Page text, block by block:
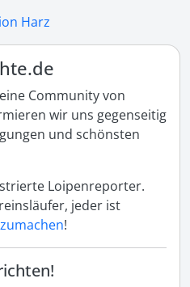
Harz
Community von
wir uns gegenseitig
und schönsten
Loipenreporter.
jeder ist
!